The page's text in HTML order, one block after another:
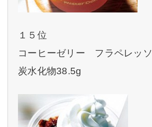
１５位
コーヒーゼリー フラペレッソ
炭水化物38.5g